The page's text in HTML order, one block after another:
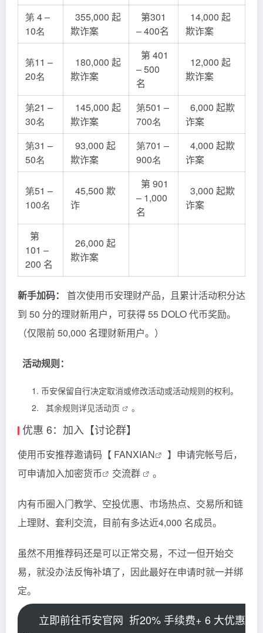
第 4 –
10名
355,000 起
欺诈案
第301 ​​
– 400名
14,000 起
欺诈案
第11 –
20名
180,000 起
欺诈案
第 401
– 500
名
12,000 起
欺诈案
第21 –
30名
145,000 起
欺诈案
第501 –
700名
6,000 起欺
诈案
第31 –
50名
93,000 起
欺诈案
第701 –
900名
4,000 起欺
诈案
第51 –
100名
45,500 欺
诈
第 901
– 1,000
名
3,000 起欺
诈案
第
101 –
200 名
26,000 起
欺诈案
新手加码：
首次使用币安理财产品，且累计活动积分达
到 50 分的理财新用户，可获得 55 DOLO 代币奖励。
（仅限前 50,000 名理财新用户。）
活动规则：
币安保留自行决定取消或修改活动或活动规则的权利。
其余规则详见活动页 。
优惠 6：加入【讨论群】
使用币安推荐邀请码【 FANXIAN
】申请完帐号后，
可申请加入加密货币 交流群 。
内有币圈入门教学、空投优惠、市场热点、交易所和链
上理财、套利交流，目前有多达近4,000 名成员。
虽然不用推荐码还是可以正常交易，不过一但开始交
易，就没办法反悔补填了，因此最好在申请时就一并绑
定。
立即前往币安官网 折20% 手续费+ 6 大优惠